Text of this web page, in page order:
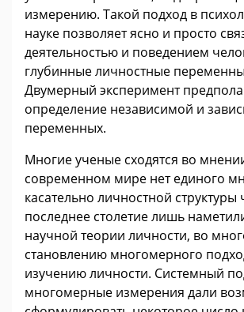
измерению. Такой подход в
науке позволяет ясно и просто
деятельностью и поведением
глубинные личностные
Двумерный эксперимент
определение независимой и
переменных.
Многие ученые сходятся во
современном мире нет единого
касательно личностной структуры
последнее столетие лишь
научной теории личности, во
становлению многомерного
изучению личности. Системный
многомерные измерения дали